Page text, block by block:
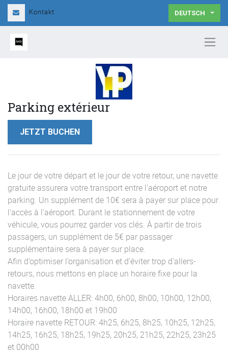
Kontakt DEUTSCH
Parking extérieur
JETZT BUCHEN
Le jour de votre départ et le jour de votre retour, une navette
gratuite assurera votre transport entre l'aéroport et notre
parking. Un supplément de 10€ sera à payer sur place pour
l'accès à l'aéroport. Durant le stationnement de votre
véhicule, vous pourrez garder vos clés. À partir de trois
passagers, un supplément de 5€ par passager
supplémentaire sera à payer sur place.
Afin d’optimiser l’organisation et d’éviter trop d’allers-
retours, nous mettons en place un horaire fixe pour la
navette.
Horaires navette ALLER: 4h00, 6h00, 8h00, 10h00, 12h00,
14h00, 16h00, 18h00 et 19h00
Horaire navette RETOUR: 4h25, 6h25, 8h25, 10h25, 12h25,
14h25, 16h25, 18h25, 19h25, 20h25, 21h25, 22h25, 23h25
et 00h00